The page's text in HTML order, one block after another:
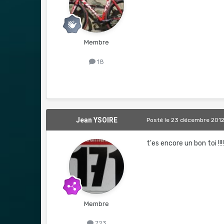
Membre
18
Jean YSOIRE
Membre
Postéle 23 décembre
t'es encore un bon toi